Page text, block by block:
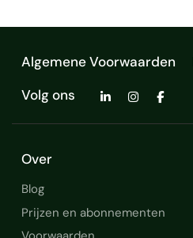
Algemene Voorwaarden
Volg ons
Over
Blog
Prijzen en abonnementen